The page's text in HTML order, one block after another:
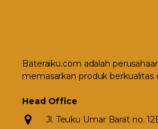
Bateraiku.com adalah
memasarkan produk
Head Office
Jl. Teuku Umar Barat no.